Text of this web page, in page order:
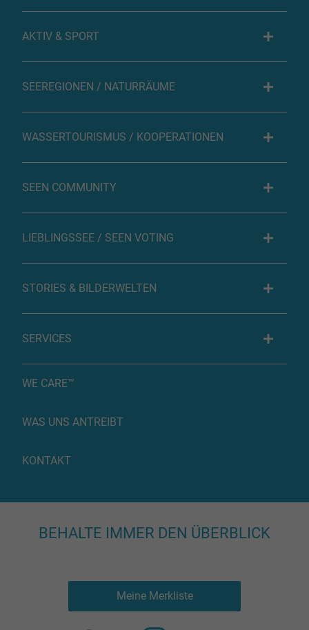
AKTIV & SPORT
SEEREGIONEN / NATURRÄUME
WASSERTOURISMUS / KOOPERATIONEN
SEEN COMMUNITY
LIEBLINGSSEE / SEEN VOTING
STORIES & BILDERWELTEN
SERVICES
WE CARE™
WAS UNS ANTREIBT
KONTAKT
BEHALTE IMMER DEN ÜBERBLICK
Meine Merkliste